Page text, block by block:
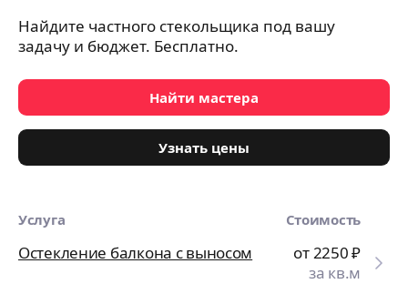
Найдите частного стекольщика под вашу
задачу и бюджет. Бесплатно.
Найти мастера
Узнать цены
Услуга Стоимость
Остекление балкона с выносом от 2250₽
за кв.м